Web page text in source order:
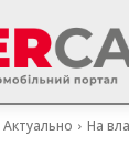
Актуально
На